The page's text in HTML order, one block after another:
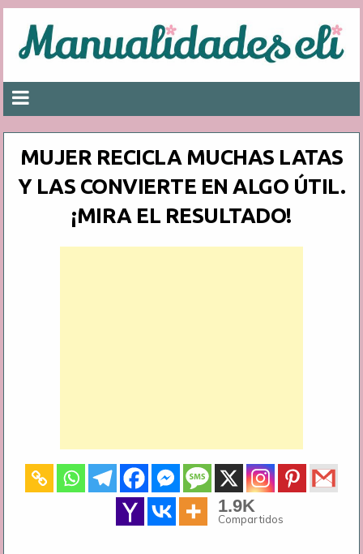
MUJER RECICLA MUCHAS LATAS
Y LAS CONVIERTE EN ALGO ÚTIL.
¡MIRA EL RESULTADO!
1.9K
Compartidos